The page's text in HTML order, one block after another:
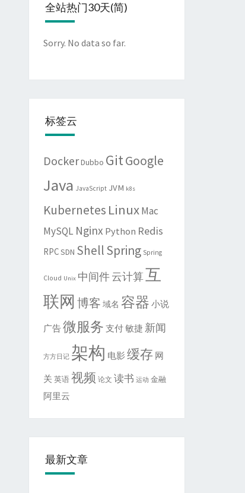
全站热门30天(简)
Sorry. No data so far.
标签云
Docker Dubbo GitGoogle
Java JavaScript JVM k8s
Kubernetes Linux Mac
MySQL Nginx Python Redis
RPC SDN ShellSpring Spring
Cloud Unix 中间件 云计算互
联网 博客 域名 容器 小说
广告微服务 支付敏捷 新闻
方方日记 架构 电影 缓存 网
关 英语 视频 论文 读书 运动 金融
阿里云
最新文章